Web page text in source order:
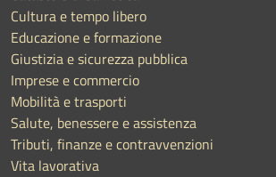
Cultura e tempo libero
Educazione e formazione
Giustizia e sicurezza pubblica
Imprese e commercio
Mobilità e trasporti
Salute, benessere e assistenza
Tributi, finanze e contravvenzioni
Vita lavorativa